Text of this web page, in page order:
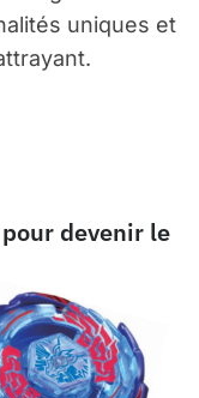
uniques et
devenir le